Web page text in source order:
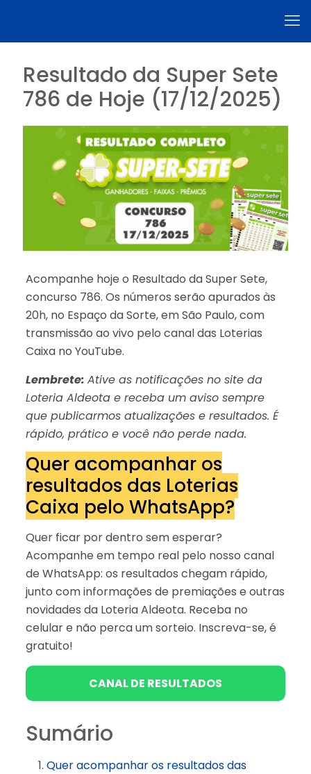
Resultado da Super Sete
786 de Hoje (17/12/2025)
Acompanhe hoje o Resultado da Super Sete,
concurso 786. Os números serão apurados às
20h, no Espaço da Sorte, em São Paulo, com
transmissão ao vivo pelo canal das Loterias
Caixa no YouTube.
Lembrete: Ative as notificações no site da
Loteria Aldeota e receba um aviso sempre
que publicarmos atualizações e resultados. É
rápido, prático e você não perde nada.
Quer acompanhar os
resultados das Loterias
Caixa pelo WhatsApp?
Quer ficar por dentro sem esperar?
Acompanhe em tempo real pelo nosso canal
de WhatsApp: os resultados chegam rápido,
junto com informações de premiações e outras
novidades da Loteria Aldeota. Receba no
celular e não perca um sorteio. Inscreva-se, é
gratuito!
CANAL DE RESULTADOS
Sumário
Quer acompanhar os resultados das